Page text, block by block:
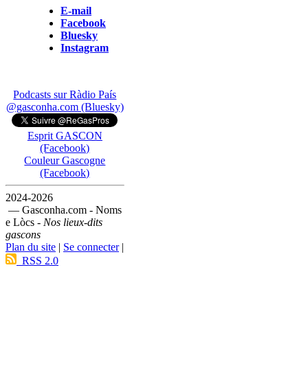
E-mail
Facebook
Bluesky
Instagram
Podcasts sur Ràdio País
@gasconha.com (Bluesky)
Esprit GASCON
(Facebook)
Couleur Gascogne
(Facebook)
2024-2026
— Gasconha.com - Noms
e Lòcs - Nos lieux-dits
gascons
Plan du site | Se connecter|
RSS 2.0